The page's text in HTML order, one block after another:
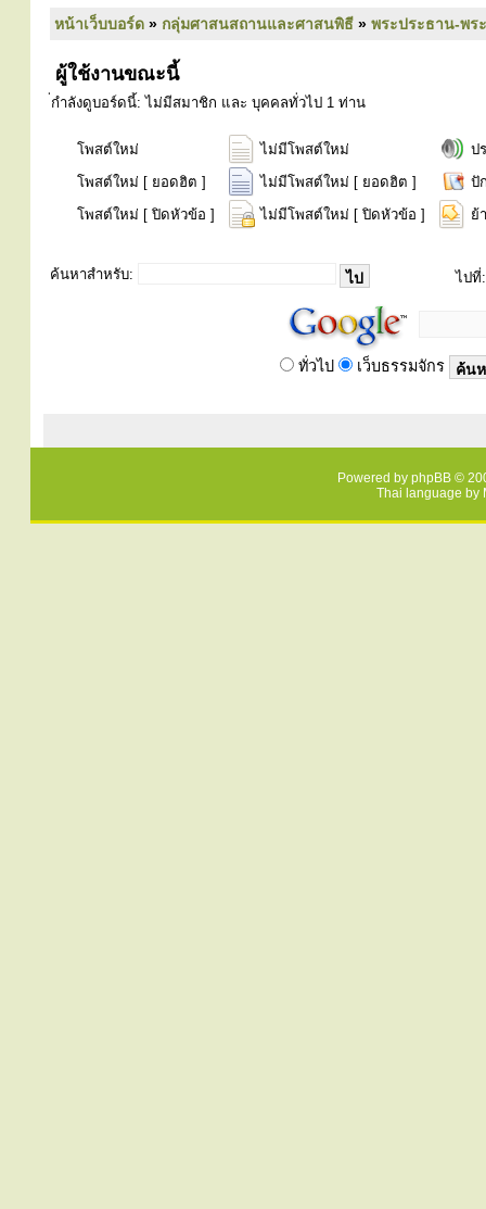
หน้าเว็บบอร์ด » กลุ่มศาสนสถานและศาสนพิธี » พระประธาน-พร
ผู้ใช้งานขณะนี้
่กำลังดูบอร์ดนี้: ไม่มีสมาชิก และ บุคคลทั่วไป 1 ท่าน
โพสต์ใหม่ ไม่มีโพสต์ใหม่
ป
โพสต์ใหม่ [ ยอดฮิต ]
ไม่มีโพสต์ใหม่ [ ยอดฮิต ]
ปั
โพสต์ใหม่ [ ปิดหัวข้อ ]
ไม่มีโพสต์ใหม่ [ ปิดหัวข้อ ] ย้
ค้นหาสำหรับ: ไปที่:
ทั่วไป เว็บธรรมจักร
Powered by phpBB ©
Thai language by